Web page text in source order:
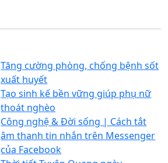
Tăng cường phòng, chống bệnh sốt
xuất huyết
Tạo sinh kế bền vững giúp phụ nữ
thoát nghèo
Công nghệ & Đời sống | Cách tắt
âm thanh tin nhắn trên Messenger
của Facebook